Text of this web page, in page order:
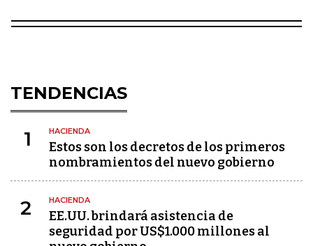
TENDENCIAS
1 HACIENDA
Estos son los decretos de los primeros
nombramientos del nuevo gobierno
2 HACIENDA
EE.UU. brindará asistencia de
seguridad por US$1.000 millones al